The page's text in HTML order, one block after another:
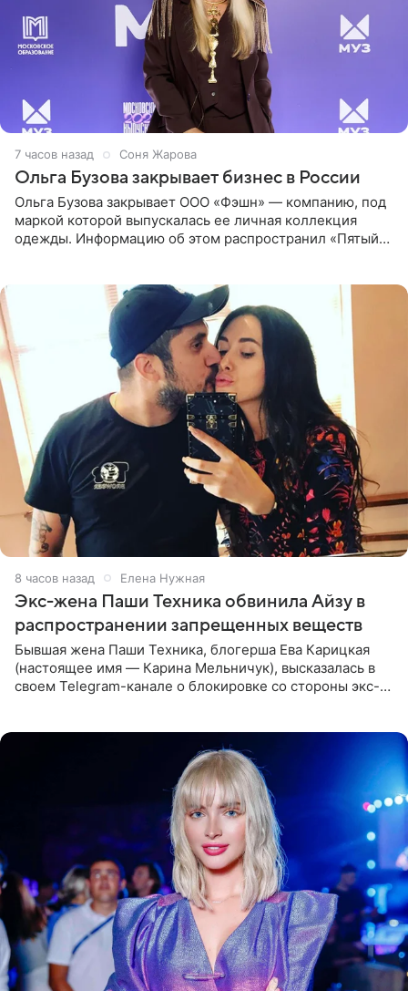
7 часов назад Соня Жарова
Ольга Бузова закрывает бизнес в России
Ольга Бузова закрывает ООО «Фэшн» — компанию, под
маркой которой выпускалась ее личная коллекция
одежды. Информацию об этом распространил «Пятый
8 часов назад Елена Нужная
Экс-жена Паши Техника обвинила Айзу в
распространении запрещенных веществ
Бывшая жена Паши Техника, блогерша Ева Карицкая
(настоящее имя — Карина Мельничук), высказалась в
своем Telegram-канале о блокировке со стороны экс-